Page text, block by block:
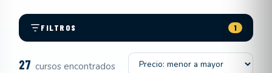
FILTROS 1
27 cursos encontrados
Ordenar por